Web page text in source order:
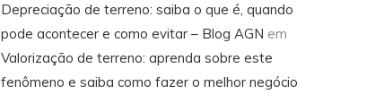
Depreciação de terreno: saiba o que é, quando
pode acontecer e como evitar – Blog AGN em
Valorização de terreno: aprenda sobre este
fenômeno e saiba como fazer o melhor negócio